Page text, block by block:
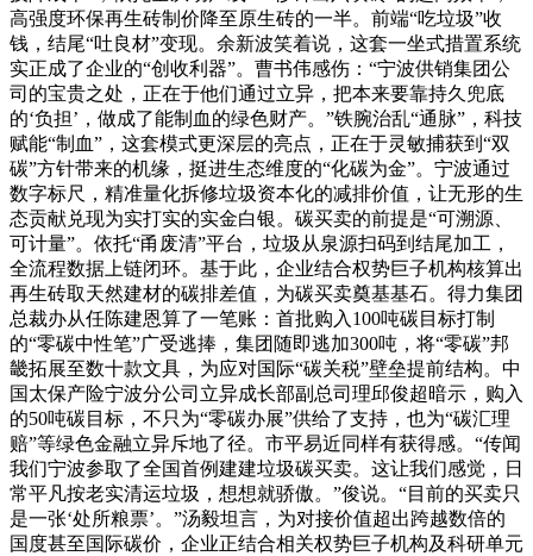
高强度环保再生砖制价降至原生砖的一半。前端“吃垃圾”收
钱，结尾“吐良材”变现。余新波笑着说，这套一坐式措置系统
实正成了企业的“创收利器”。曹书伟感伤：“宁波供销集团公
司的宝贵之处，正在于他们通过立异，把本来要靠持久兜底
的‘负担’，做成了能制血的绿色财产。”铁腕治乱“通脉”，科技
赋能“制血”，这套模式更深层的亮点，正在于灵敏捕获到“双
碳”方针带来的机缘，挺进生态维度的“化碳为金”。宁波通过
数字标尺，精准量化拆修垃圾资本化的减排价值，让无形的生
态贡献兑现为实打实的实金白银。碳买卖的前提是“可溯源、
可计量”。依托“甬废清”平台，垃圾从泉源扫码到结尾加工，
全流程数据上链闭环。基于此，企业结合权势巨子机构核算出
再生砖取天然建材的碳排差值，为碳买卖奠基基石。得力集团
总裁办从任陈建恩算了一笔账：首批购入100吨碳目标打制
的“零碳中性笔”广受逃捧，集团随即逃加300吨，将“零碳”邦
畿拓展至数十款文具，为应对国际“碳关税”壁垒提前结构。中
国太保产险宁波分公司立异成长部副总司理邱俊超暗示，购入
的50吨碳目标，不只为“零碳办展”供给了支持，也为“碳汇理
赔”等绿色金融立异斥地了径。市平易近同样有获得感。“传闻
我们宁波参取了全国首例建建垃圾碳买卖。这让我们感觉，日
常平凡按老实清运垃圾，想想就骄傲。”俊说。“目前的买卖只
是一张‘处所粮票’。”汤毅坦言，为对接价值超出跨越数倍的
国度甚至国际碳价，企业正结合相关权势巨子机构及科研单元